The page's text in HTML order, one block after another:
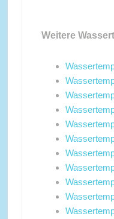
Weitere